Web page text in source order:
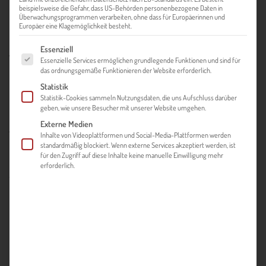
Wissen Sie welche steirischen Unternehmen aus Ihrer
Region international erfolgreich sind?
Ist mein Unternehmen fit für den Export? Muss ich mein
Produkt noch anpassen? Wie viel Zeit sollte ich für mein
Auslandsvorhaben einplanen?
Erste Antworten auf diese und viele weitere Fragen finden Sie
beispielsweise die Gefahr, dass US-Behörden personenbezogene Daten in
Überwachungsprogrammen verarbeiten, ohne dass für Europäerinnen und
Europäer eine Klagemöglichkeit besteht.
Es folgt eine Liste der Service-Gruppen, für die eine Einwilligung
Essenziell
Essenzielle Services ermöglichen grundlegende Funktionen und sind für
das ordnungsgemäße Funktionieren der Website erforderlich.
Statistik
Statistik-Cookies sammeln Nutzungsdaten, die uns Aufschluss darüber
geben, wie unsere Besucher mit unserer Website umgehen.
Externe Medien
Inhalte von Videoplattformen und Social-Media-Plattformen werden
standardmäßig blockiert. Wenn externe Services akzeptiert werden, ist
für den Zugriff auf diese Inhalte keine manuelle Einwilligung mehr
erforderlich.